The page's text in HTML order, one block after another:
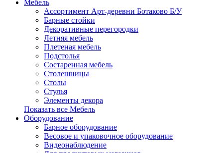
Мебель
Ассортимент Арт-деревни Ботаково Б/У
Барные стойки
Декоративные перегородки
Летняя мебель
Плетеная мебель
Подстолья
Состаренная мебель
Столешницы
Столы
Стулья
Элементы декора
Показать все Мебель
Оборудование
Барное оборудование
Весовое и упаковочное оборудование
Видеонаблюдение